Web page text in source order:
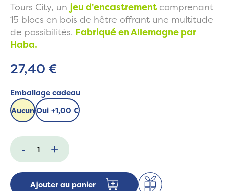
Tours City, un jeu d'encastrement comprenant
15 blocs en bois de hêtre offrant une multitude
de possibilités. Fabriqué en Allemagne par
Haba.
27,40 €
Emballage cadeau
AucunOui +1,00 €
- +
Ajouter au panier